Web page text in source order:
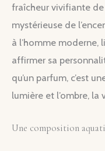
fraîcheur vivifiante
mystérieuse de
à l’homme moderne,
affirmer sa
qu’un parfum, c’est
lumière et l’ombre,
Une composition